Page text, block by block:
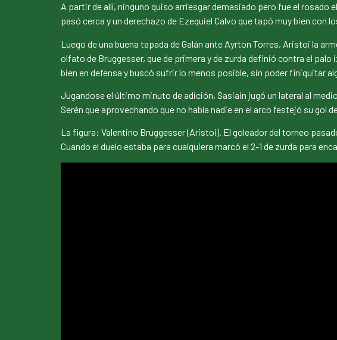
A partir de allí, ninguno quiso arriesgar demasiado pero fue el
pasó cerca y un derechazo de Ezequiel Calvo que tapó muy bien con
Luego de una buena tapada de Galán ante Ayrton Torres, Aristoi la
olfato de Bruggesser, que de primera y de zurda definió contra el palo
bien en defensa y buscó sufrir lo menos posible, sin poder finiquitar
Jugandose el último minuto de adición, Sasiain jugó un lateral al
Serén que aprovechando que no había nadie en el arco festejó su gol
La figura: Valentino Bruggesser (Aristoi). El goleador del torneo
Cuando el duelo estaba para cualquiera marcó el 2-1 de zurda para